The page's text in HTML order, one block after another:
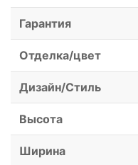
Гарантия
Отделка/цвет
Дизайн/Стиль
Высота
Ширина